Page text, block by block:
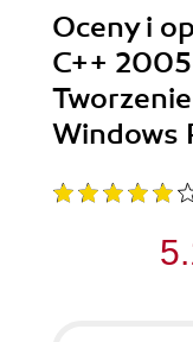
Oceny i
C++
Windows